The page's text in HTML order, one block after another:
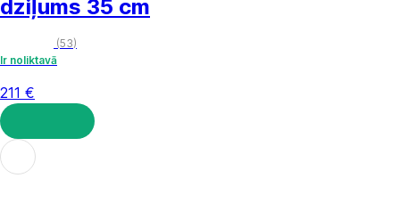
dziļums 35 cm
(53)
Ir noliktavā
211 €
LIKT GROZĀ